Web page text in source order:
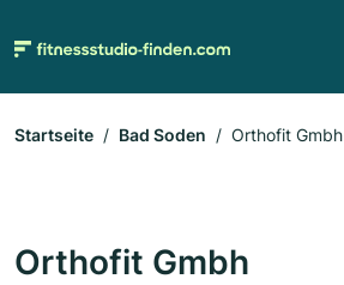
Startseite Bad Soden Orthofit Gmbh
Orthofit Gmbh